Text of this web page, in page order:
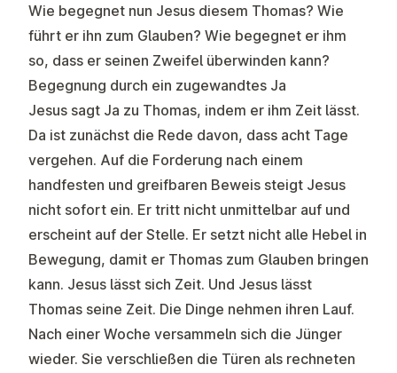
Wie begegnet nun Jesus diesem Thomas? Wie
führt er ihn zum Glauben? Wie begegnet er ihm
so, dass er seinen Zweifel überwinden kann?
Begegnung durch ein zugewandtes Ja
Jesus sagt Ja zu Thomas, indem er ihm Zeit lässt.
Da ist zunächst die Rede davon, dass acht Tage
vergehen. Auf die Forderung nach einem
handfesten und greifbaren Beweis steigt Jesus
nicht sofort ein. Er tritt nicht unmittelbar auf und
erscheint auf der Stelle. Er setzt nicht alle Hebel in
Bewegung, damit er Thomas zum Glauben bringen
kann. Jesus lässt sich Zeit. Und Jesus lässt
Thomas seine Zeit. Die Dinge nehmen ihren Lauf.
Nach einer Woche versammeln sich die Jünger
wieder. Sie verschließen die Türen als rechneten